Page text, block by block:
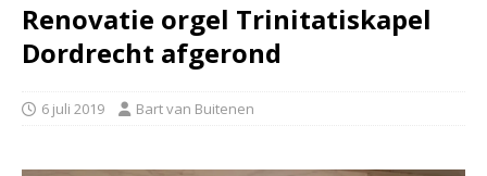
Renovatie orgel Trinitatiskapel
Dordrecht afgerond
6 juli 2019 Bart van Buitenen